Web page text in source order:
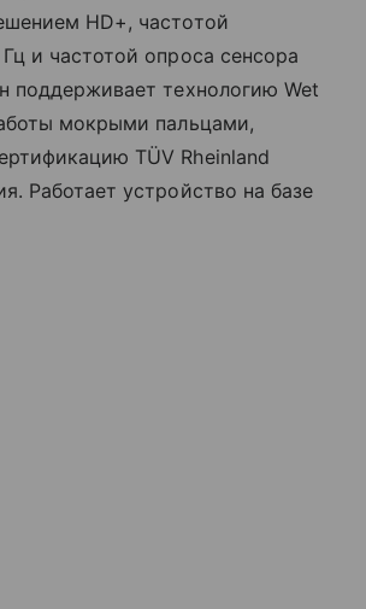
HD+, частотой
и частотой опроса сенсора
поддерживает технологию Wet
мокрыми пальцами,
TÜV Rheinland
Работает устройство на базе